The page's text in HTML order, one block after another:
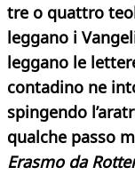
tre o quattro
leggano i
leggano le
contadino ne
spingendo
qualche passo
Erasmo da